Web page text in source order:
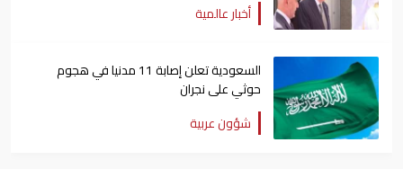
أخبار عالمية
السعودية تعلن إصابة 11 مدنيا في هجوم
حوثي على نجران
شؤون عربية